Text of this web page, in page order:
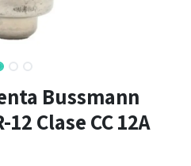
Bussmann
Clase CC 12A